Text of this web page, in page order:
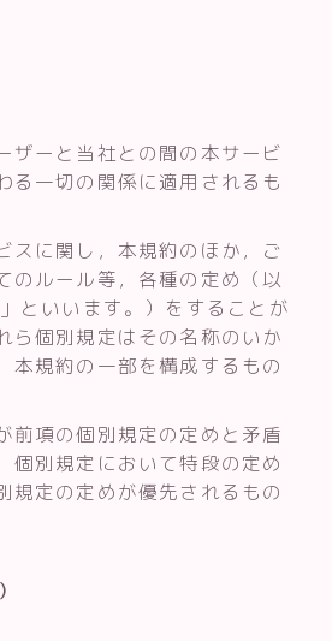
ザーと当社との間の本サービ
る一切の関係に適用されるも
スに関し，本規約のほか，ご
のルール等，各種の定め（以
といいます。）をすることが
ら個別規定はその名称のいか
本規約の一部を構成するもの
前項の個別規定の定めと矛盾
個別規定において特段の定め
規定の定めが優先されるもの